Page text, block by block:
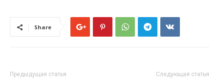
Share
Предыдущая статья Следующая статья